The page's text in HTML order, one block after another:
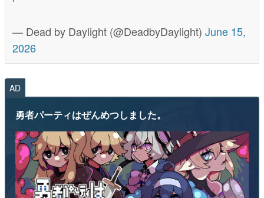
— Dead by Daylight (@DeadbyDaylight) June 15,
2026
AD
勇者パーティはぜんめつしました。